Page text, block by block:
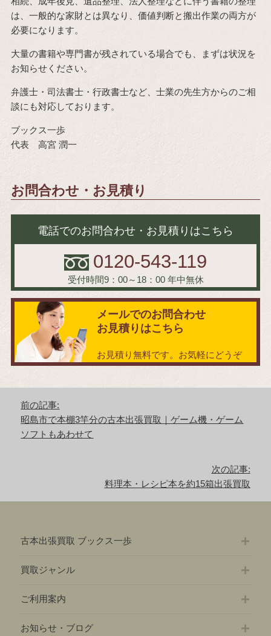
は、一般的な家財とは異なり、価値判断と搬出作業の両方が
必要になります。
大量の書籍や専門書が残されている場合でも、まずは状況を
お知らせください。
弁護士・司法書士・行政書士など、士業の先生方からのご相
談にも対応しております。
ブックス一歩
代表 高宮 潤一
お問合わせ・お見積り
電話でのお問合わせ・お見積りはこちら
0120-543-119
受付時間9：00～18：00 年中無休
メールでのお問合わせ
お見積りはこちら
お見積り無料です。お気軽にどうぞ
前の記事:
前
の
昭島市で本棚3竿分の古本出張買取｜ゲーム機・ゲーム
ソフトもあわせて
次の記事:
料理本・レシピ本を約15箱出張買取
古本出張買取 ブックス一歩
買取ジャンル
ご利用案内
お知らせ・ブログ